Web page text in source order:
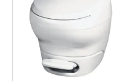
Sähkötarvikkeet
Sääasemat
Varaosat